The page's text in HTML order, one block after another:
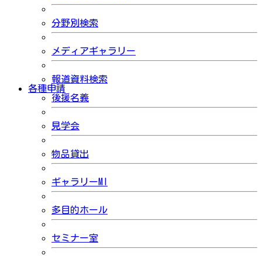
分野別検索
メディアギャラリー
報道資料検索
各種申請
後援名義
見学会
物品貸出
ギャラリーMI
多目的ホール
セミナー室